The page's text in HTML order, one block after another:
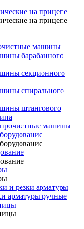
на прицепе
на прицепе
машины
барабанного
секционного
спирального
штангового
прочистные машины
и резки арматуры
арматуры ручные